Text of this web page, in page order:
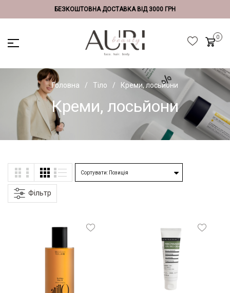
БЕЗКОШТОВНА ДОСТАВКА ВІД 3000 ГРН
Головна Тіло Креми, лосьйони
Креми, лосьйони
Фільтр